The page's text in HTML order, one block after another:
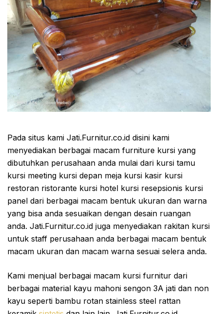
Pada situs kami Jati.Furnitur.co.id disini kami
menyediakan berbagai macam furniture kursi yang
dibutuhkan perusahaan anda mulai dari kursi tamu
kursi meeting kursi depan meja kursi kasir kursi
restoran ristorante kursi hotel kursi resepsionis kursi
panel dari berbagai macam bentuk ukuran dan warna
yang bisa anda sesuaikan dengan desain ruangan
anda. Jati.Furnitur.co.id juga menyediakan rakitan kursi
untuk staff perusahaan anda berbagai macam bentuk
macam ukuran dan macam warna sesuai selera anda.
Kami menjual berbagai macam kursi furnitur dari
berbagai material kayu mahoni sengon 3A jati dan non
kayu seperti bambu rotan stainless steel rattan